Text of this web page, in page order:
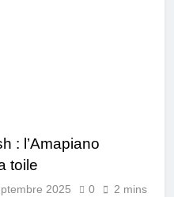
: l’Amapiano
toile
2025 0 2 mins